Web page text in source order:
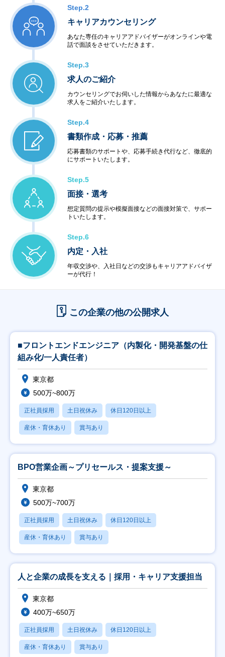
Step.2
キャリアカウンセリング
あなた専任のキャリアアドバイザーがオンラインや電
話で面談をさせていただきます。
Step.3
求人のご紹介
カウンセリングでお伺いした情報からあなたに最適な
求人をご紹介いたします。
Step.4
書類作成・応募・推薦
応募書類のサポートや、応募手続き代行など、徹底的
にサポートいたします。
Step.5
面接・選考
想定質問の提示や模擬面接などの面接対策で、サポー
トいたします。
Step.6
内定・入社
年収交渉や、入社日などの交渉もキャリアアドバイザ
ーが代行！
この企業の他の公開求人
■フロントエンドエンジニア（内製化・開発基盤の仕
組み化/一人責任者）
東京都
500万~800万
正社員採用 土日祝休み 休日120日以上
産休・育休あり 賞与あり
BPO営業企画～プリセールス・提案支援～
東京都
500万~700万
正社員採用 土日祝休み 休日120日以上
産休・育休あり 賞与あり
人と企業の成長を支える｜採用・キャリア支援担当
東京都
400万~650万
正社員採用 土日祝休み 休日120日以上
産休・育休あり 賞与あり